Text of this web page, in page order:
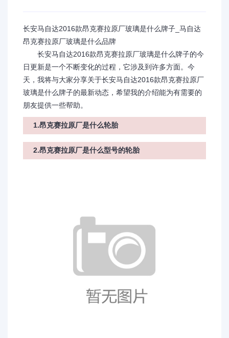
长安马自达2016款昂克赛拉原厂玻璃是什么牌子_马自达
昂克赛拉原厂玻璃是什么品牌
长安马自达2016款昂克赛拉原厂玻璃是什么牌子的今
日更新是一个不断变化的过程，它涉及到许多方面。今
天，我将与大家分享关于长安马自达2016款昂克赛拉原厂
玻璃是什么牌子的最新动态，希望我的介绍能为有需要的
朋友提供一些帮助。
1.昂克赛拉原厂是什么轮胎
2.昂克赛拉原厂是什么型号的轮胎